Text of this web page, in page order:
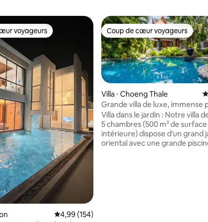
de 126 commentaires : 4,97 sur 5
voyageurs les plus appréciés
voyageurs
Évaluation moyenne sur la base de 154
4,99 (154)
Coup de cœur voyageurs
Coup de cœur voyageurs
Villa ⋅ Choeng Thale
Grande villa de luxe, immense
Marchez jusqu'à la plage.
Villa dans le jardin : Notre villa
5 chambres (500 m² de surface
intérieure) dispose d'un grand
oriental avec une grande